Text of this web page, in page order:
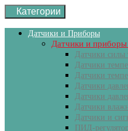
Категории
Датчики и Приборы
Датчики и
Датчики силы
Датчики
Датчики
Датчики
Датчики
Датчики
Датчики и
ПИД-